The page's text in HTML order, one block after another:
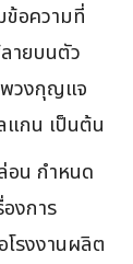
อความที่
ายบนตัว
วงกุญแจ
แกน เป็นต้น
อน กำหนด
งการ
รงงานผลิต